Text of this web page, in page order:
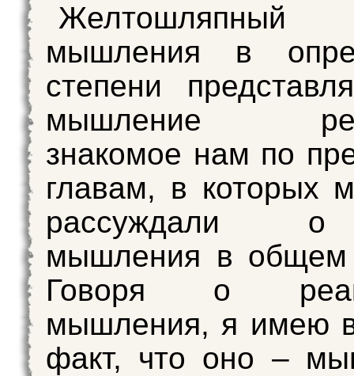
мышления в
степени
мышление
знакомое нам по
главам, в которых
рассуждали
мышления в
Говоря о
мышления, я имею
факт, что оно –